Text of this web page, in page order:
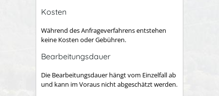
Kosten
Während des Anfrageverfahrens entstehen
keine Kosten oder Gebühren.
Bearbeitungsdauer
Die Bearbeitungsdauer hängt vom Einzelfall ab
und kann im Voraus nicht abgeschätzt werden.